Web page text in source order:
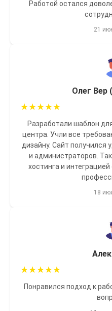
Работой остался
21
Олег Вер
★★★★★
Разработали шаблон
центра. Учли все
дизайну. Сайт получился
и администраторов.
хостинга и
18
★★★★★
Понравился подход к